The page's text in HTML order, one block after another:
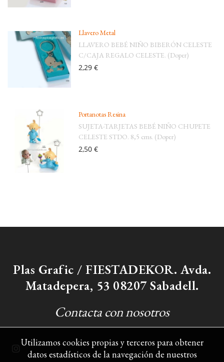
Llavero Metal
LLAVERO BEBÉ NIÑO BIBERÓN CELESTE
C/CAJA REGALO CELESTE. (Doper)
2,29 €
Portanotas Resina
SUJETA-TARJETAS BEBÉ NIÑO CHUPETE
CELESTE STDO. 8,5 cms. (Doper)
2,50 €
Plas Grafic / FIESTADEKOR. Avda.
Matadepera, 53 08207 Sabadell.
Contacta con nosotros
Utilizamos cookies propias y terceros para obtener
datos estadísticos de la navegación de nuestros